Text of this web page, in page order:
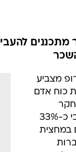
מתכננים
מצביע
כוח אדם
שערכה החברה בארצות הברית עולה כי כ-33%
במחצית
ו-35% מהחברות